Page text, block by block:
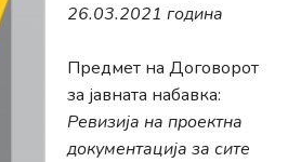
26.03.2021 година
Предмет на Договорот
за јавната набавка:
Ревизија на проектна
документација за сите